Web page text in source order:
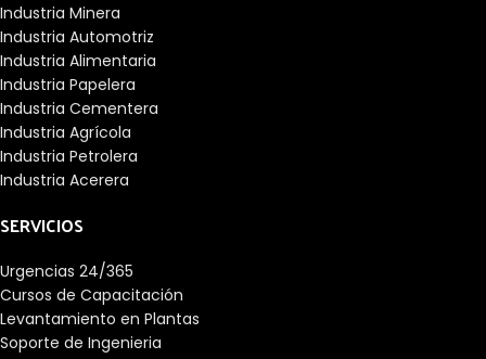
Industria Minera
Industria Automotriz
Industria Alimentaria
Industria Papelera
Industria Cementera
Industria Agrícola
Industria Petrolera
Industria Acerera
SERVICIOS
Urgencias 24/365
Cursos de Capacitación
Levantamiento en Plantas
Soporte de Ingenieria